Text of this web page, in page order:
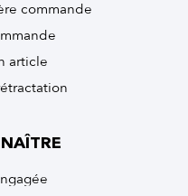
commande
article